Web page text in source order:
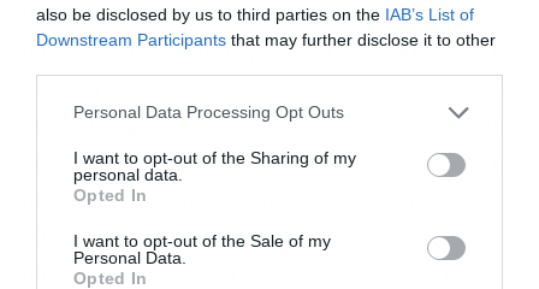
also be disclosed by us to third parties on the IAB’s List of
Downstream Participants that may further disclose it to other
Personal Data Processing Opt Outs
I want to opt-out of the Sharing of my
personal data.
Opted In
I want to opt-out of the Sale of my
Personal Data.
Opted In
στους συναδέλφους τους, εκτιμώντας ότι μετά
από κάποια χρόνια η πρακτική αυτή θα γυρίσει
να μην υπάρχει αύριο, σε κάποιες περιπτώσεις.
Το θετικό είναι ότι καθώς πολλοί, περισσότεροι
από ποτέ, τουρίστες, Έλληνες και ξένοι,
πληρώνουν με κάρτα, οι αυξημένες τιμές θα
αποτυπωθούν και στα (αυξημένα) φορολογικά